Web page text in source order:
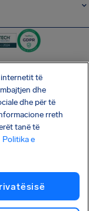
të furnizimit Shai-Hulud
internetit të
dhe
dhe për të
rreth
tanë të
Politika e